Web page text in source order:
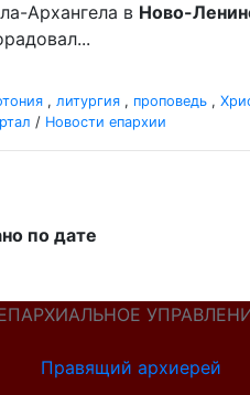
Архангела в Ново-
, литургия , проповедь ,
/ Новости епархии
по дате
Правящий архиерей